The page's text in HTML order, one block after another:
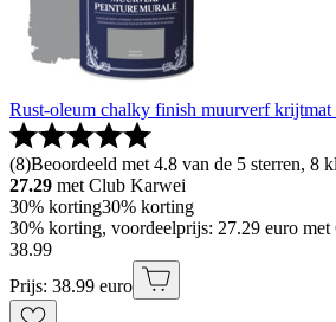
Rust-oleum chalky finish muurverf krijtmat
(8)Beoordeeld met 4.8 van de 5 sterren, 8
27.29 met Club Karwei
30% korting30% korting
30% korting, voordeelprijs: 27.29 euro
38.99
Prijs: 38.99 euro